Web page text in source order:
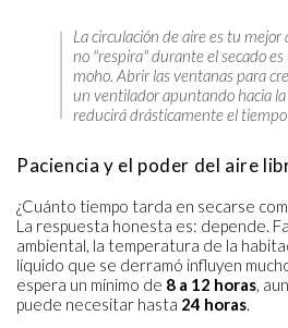
La circulación de aire es tu mejor
no "respira" durante el secado
moho. Abrir las ventanas para
un ventilador apuntando hacia
reducirá drásticamente el tiempo
Paciencia y el poder del aire
¿Cuánto tiempo tarda en secarse
La respuesta honesta es: depende.
ambiental, la temperatura de la
líquido que se derramó influyen
espera un mínimo de 8 a 12 horas,
puede necesitar hasta 24 horas.